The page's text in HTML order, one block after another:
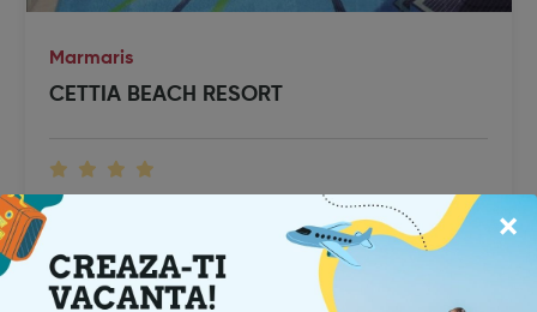
Marmaris
CETTIA BEACH RESORT
×